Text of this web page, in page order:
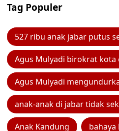
Tag Populer
527 ribu anak jabar putus
Agus Mulyadi birokrat kota
Agus Mulyadi
anak-anak di jabar tidak
Anak Kandung